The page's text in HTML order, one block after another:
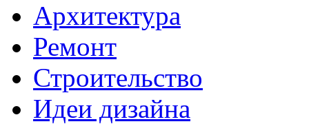
Архитектура
Ремонт
Строительство
Идеи дизайна